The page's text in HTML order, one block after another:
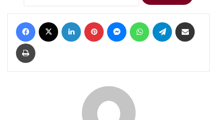
Facebook LinkedIn Pinterest Messenger WhatsApp Telegram
Print